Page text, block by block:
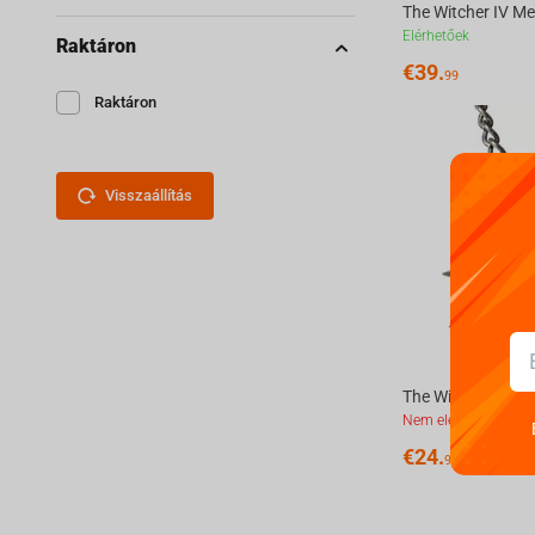
Elérhetőek
€39.99
Nem elérhető
€24.99
Raktáron
Raktáron
Visszaállítás